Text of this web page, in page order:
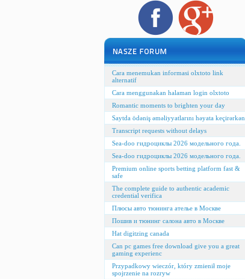
Cara menemukan informasi olxtoto link
alternatif
Cara menggunakan halaman login olxtoto
Romantic moments to brighten your day
Saytda ödəniş əməliyyatlarını həyata keçirərkən
Transcript requests without delays
Sea-doo гидроциклы 2026 модельного года.
Sea-doo гидроциклы 2026 модельного года.
Premium online sports betting platform fast &
safe
The complete guide to authentic academic
credential verifica
Плюсы авто тюнинга ателье в Москве
Пошив и тюнинг салона авто в Москве
Hat digitzing canada
Can pc games free download give you a great
gaming experienc
Przypadkowy wieczór, który zmienił moje
spojrzenie na rozryw